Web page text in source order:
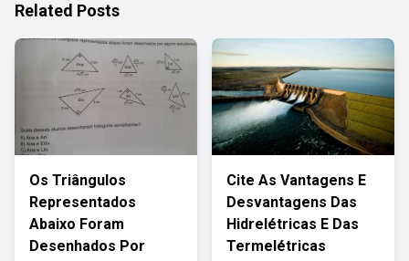
Related Posts
Os Triângulos
Representados
Abaixo Foram
Desenhados Por
Cite As Vantagens E
Desvantagens Das
Hidrelétricas E Das
Termelétricas